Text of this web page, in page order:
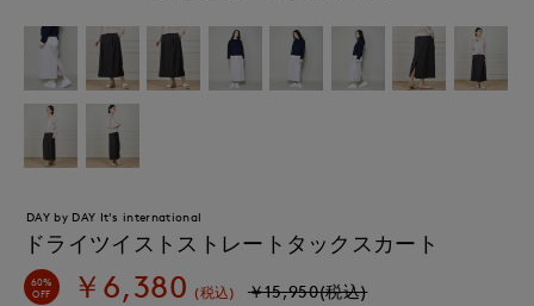
DAY by DAY It's international
ドライツイストストレートタックスカート
60%
OFF ￥6,380 (税込) ￥15,950(税込)